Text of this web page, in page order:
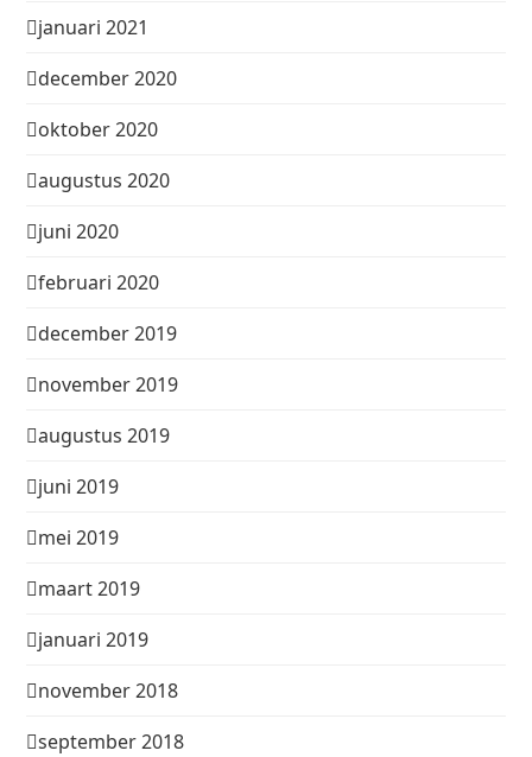
januari 2021
december 2020
oktober 2020
augustus 2020
juni 2020
februari 2020
december 2019
november 2019
augustus 2019
juni 2019
mei 2019
maart 2019
januari 2019
november 2018
september 2018